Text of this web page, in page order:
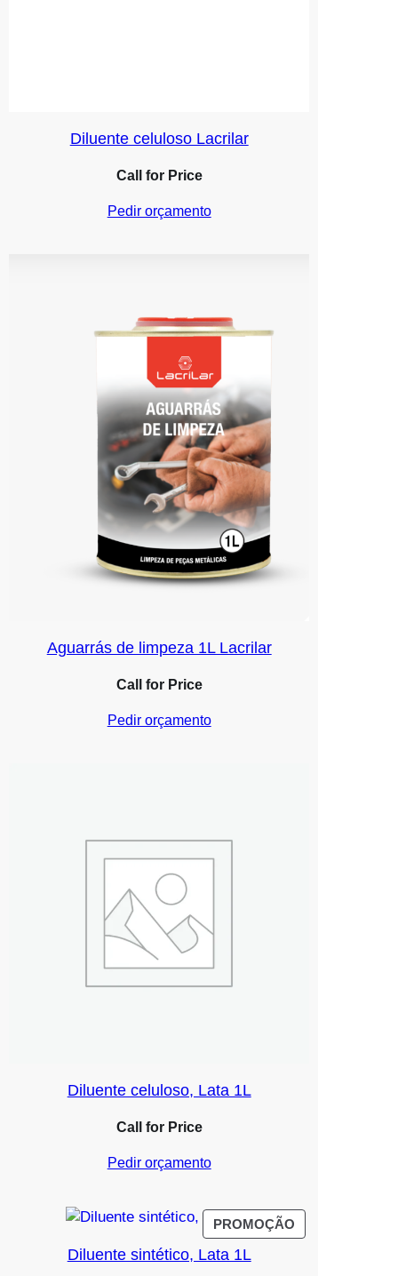
Diluente celuloso Lacrilar
Call for Price
Pedir orçamento
Aguarrás de limpeza 1L Lacrilar
Call for Price
Pedir orçamento
Diluente celuloso, Lata 1L
Call for Price
Pedir orçamento
PROMOÇÃO
Diluente sintético, Lata 1L